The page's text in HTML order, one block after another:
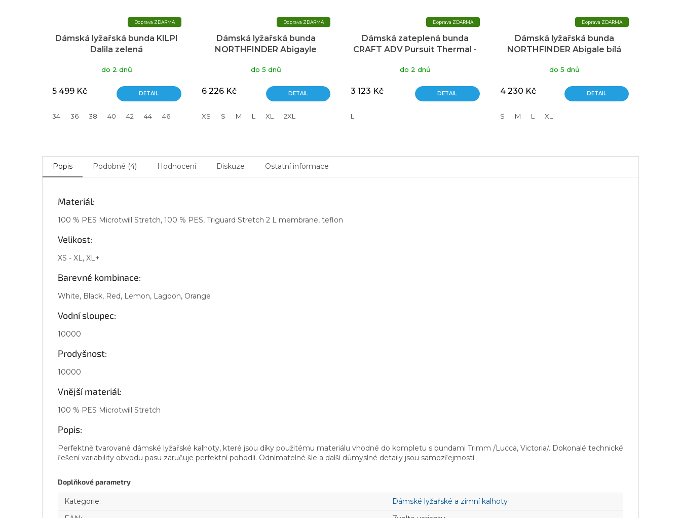
ZDARMA
Dámská lyžařská bunda KILPI
Dalila zelená
do 2 dnů
5 499 Kč DETAIL
34 36 38 40 42 44 46
ZDARMA
Dámská lyžařská bunda
NORTHFINDER Abigayle
do 5 dnů
6 226 Kč DETAIL
XS S M L XL 2XL
ZDARMA
Dámská zateplená bunda
CRAFT ADV Pursuit Thermal -
do 2 dnů
3 123 Kč DETAIL
L
ZDARMA
Dámská lyžařská bunda
NORTHFINDER Abigale bílá
do 5 dnů
4 230 Kč DETAIL
S M L XL
Popis Podobné (4) Hodnocení Diskuze Ostatní informace
Materiál:
100 % PES Microtwill Stretch, 100 % PES, Triguard Stretch 2 L membrane, teflon
Velikost:
XS - XL, XL+
Barevné kombinace:
White, Black, Red, Lemon, Lagoon, Orange
Vodní sloupec:
10000
Prodyšnost:
10000
Vnější materiál:
100 % PES Microtwill Stretch
Popis:
Perfektně tvarované dámské lyžařské kalhoty, které jsou díky použitému materiálu vhodné do kompletu s bundami Trimm /Lucca, Victoria/. Dokonalé technické
řešení variability obvodu pasu zaručuje perfektní pohodlí. Odnímatelné šle a další důmyslné detaily jsou samozřejmostí.
Doplňkové parametry
Kategorie:
Dámské lyžařské a zimní kalhoty